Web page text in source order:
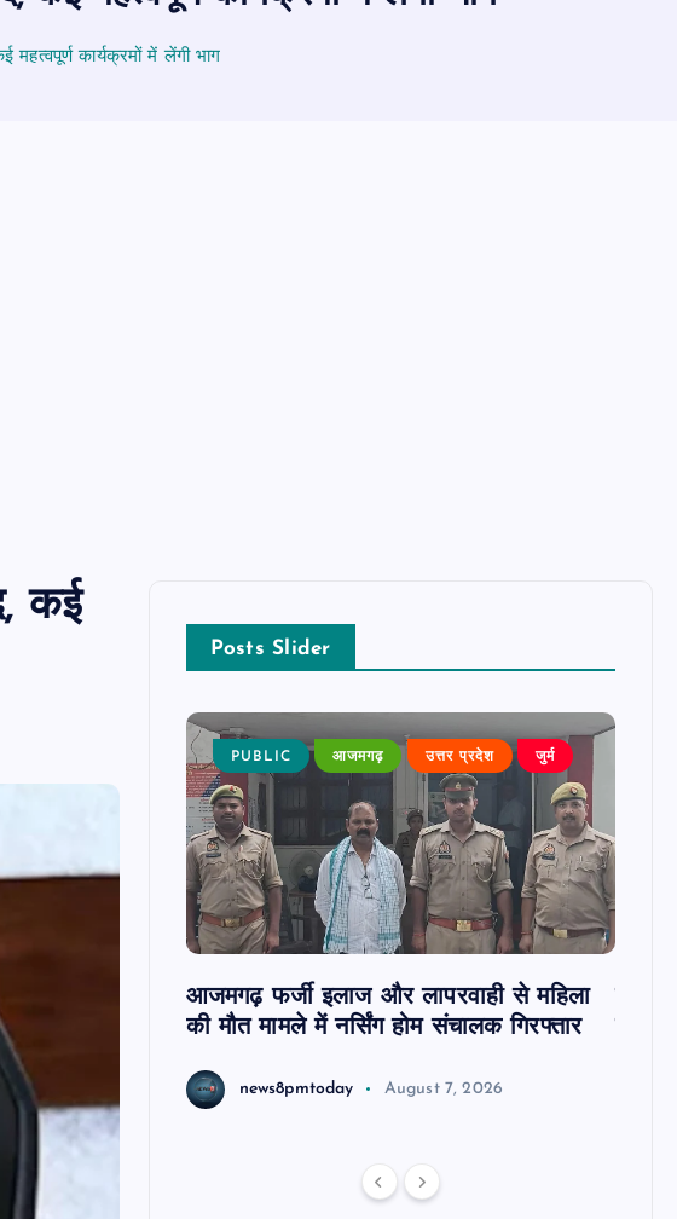
कार्यक्रमों में लेंगी भाग
कई
Posts Slider
डॉ. अलेन्द्र कुमार
6, 2026
PUBLIC आजमगढ़ उत्तर प्रदेश जुर्म
आजमगढ़ फर्जी इलाज और लापरवाही से महिला
की मौत मामले में नर्सिंग होम संचालक गिरफ्तार
news8pmtoday August 7, 2026
दवा
इंतजार